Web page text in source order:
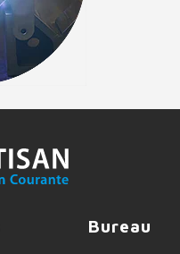
Bureau